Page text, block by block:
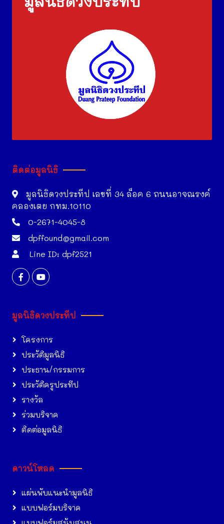
ติดต่อมูลนิธิ
มูลนิธิดวงประทีป เลขที่ 34 ล็อค 6 ถนนอาจณรงค์
คลองเตย กทม.10110
0-2671-4045-8
dpffound@gmail.com
Line ID: dpf2521
มูลนิธิดวงประทีป
โครงการ
ประวัติมูลนิธิ
ประธาน/กรรมการ
ประวัติครูประทีป
รางวัล
ร่วมบริจาค
ติดต่อมูลนิธิ
ดาวน์โหลด
แผ่นพับแนะนำมูลนิธิ
แบบฟอร์มบริจาค